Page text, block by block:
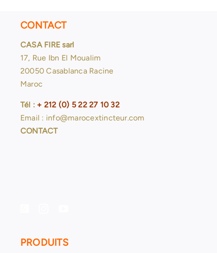
CONTACT
CASA FIRE sarl
17, Rue Ibn El Moualim
20050 Casablanca Racine
Maroc
Tél : + 212 (0) 5 22 27 10 32
Email : info@marocextincteur.com
CONTACT
PRODUITS